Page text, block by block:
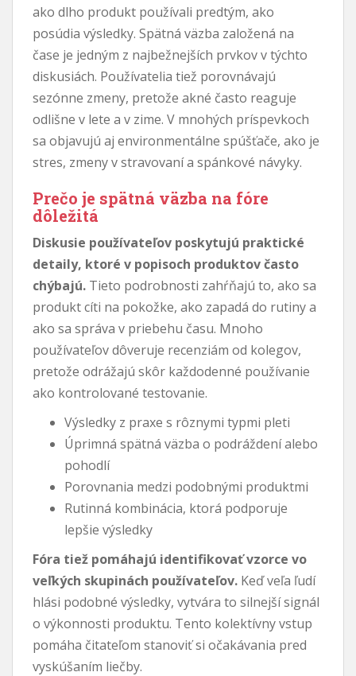
ako dlho produkt používali predtým, ako
posúdia výsledky. Spätná väzba založená na
čase je jedným z najbežnejších prvkov v týchto
diskusiách. Používatelia tiež porovnávajú
sezónne zmeny, pretože akné často reaguje
odlišne v lete a v zime. V mnohých príspevkoch
sa objavujú aj environmentálne spúšťače, ako je
stres, zmeny v stravovaní a spánkové návyky.
Prečo je spätná väzba na fóre
dôležitá
Diskusie používateľov poskytujú praktické
detaily, ktoré v popisoch produktov často
chýbajú. Tieto podrobnosti zahŕňajú to, ako sa
produkt cíti na pokožke, ako zapadá do rutiny a
ako sa správa v priebehu času. Mnoho
používateľov dôveruje recenziám od kolegov,
pretože odrážajú skôr každodenné používanie
ako kontrolované testovanie.
Výsledky z praxe s rôznymi typmi pleti
Úprimná spätná väzba o podráždení alebo
pohodlí
Porovnania medzi podobnými produktmi
Rutinná kombinácia, ktorá podporuje
lepšie výsledky
Fóra tiež pomáhajú identifikovať vzorce vo
veľkých skupinách používateľov. Keď veľa ľudí
hlási podobné výsledky, vytvára to silnejší signál
o výkonnosti produktu. Tento kolektívny vstup
pomáha čitateľom stanoviť si očakávania pred
vyskúšaním liečby.